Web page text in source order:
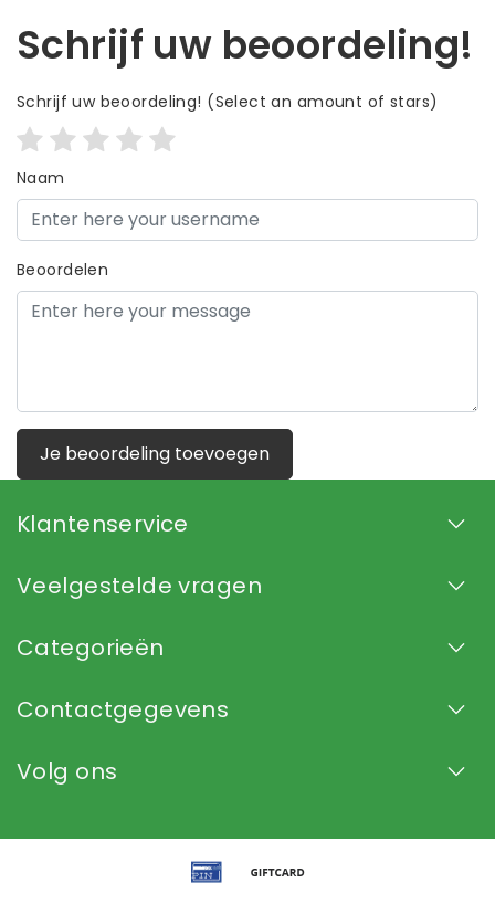
Schrijf uw beoordeling!
Schrijf uw beoordeling! (Select an amount of stars)
Naam
Beoordelen
Je beoordeling toevoegen
Klantenservice
Veelgestelde vragen
Categorieën
Contactgegevens
Volg ons